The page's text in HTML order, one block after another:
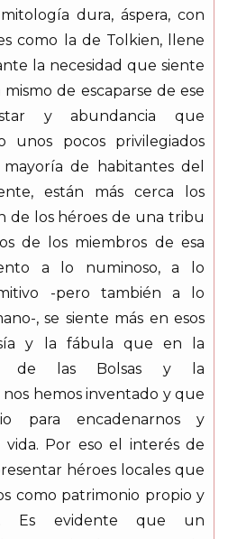
dura, áspera, con
como la de Tolkien, llene
la necesidad que siente
de escaparse de ese
y abundancia que
unos pocos privilegiados
de habitantes del
están más cerca los
de los héroes de una tribu
de los miembros de esa
a lo numinoso, a lo
-pero también a lo
, se siente más en esos
y la fábula que en la
de las Bolsas y la
hemos inventado y que
para encadenarnos y
vida. Por eso el interés de
héroes locales que
como patrimonio propio y
Es evidente que un